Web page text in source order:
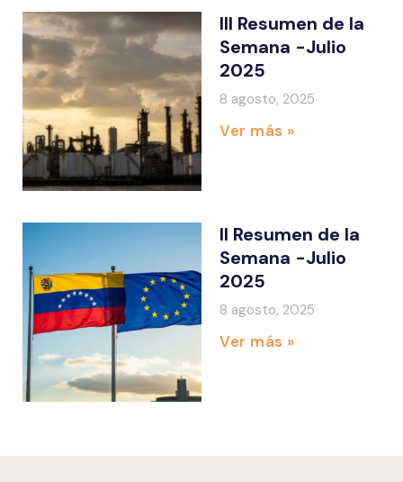
III Resumen de la
Semana -Julio
2025
8 agosto, 2025
Ver más »
II Resumen de la
Semana -Julio
2025
8 agosto, 2025
Ver más »